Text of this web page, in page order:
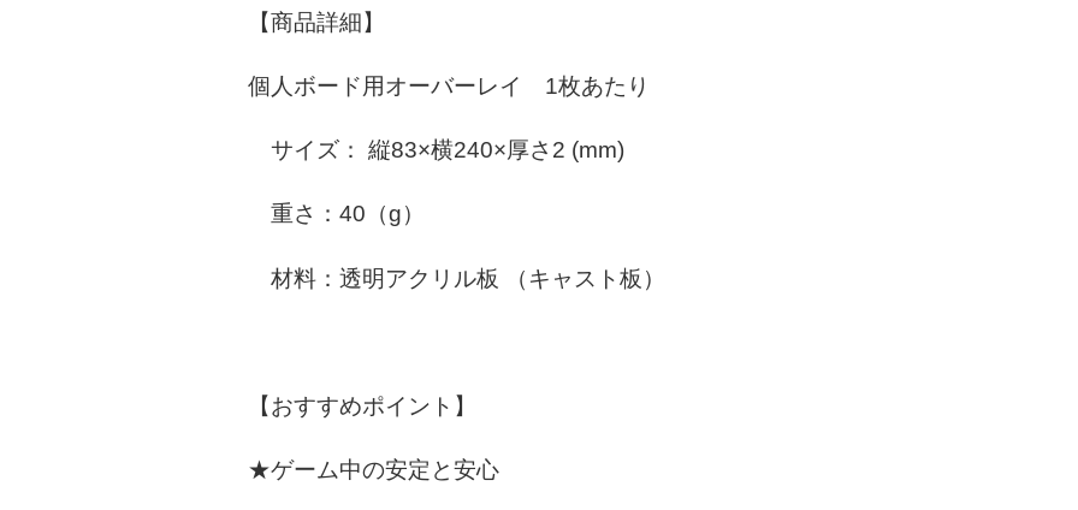
【商品詳細】
個人ボード用オーバーレイ 1枚あたり
サイズ： 縦83×横240×厚さ2 (mm)
重さ：40（g）
材料：透明アクリル板 （キャスト板）
【おすすめポイント】
★ゲーム中の安定と安心